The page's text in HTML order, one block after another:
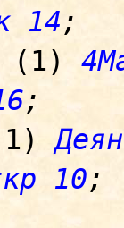
14;
(1)
;
10;